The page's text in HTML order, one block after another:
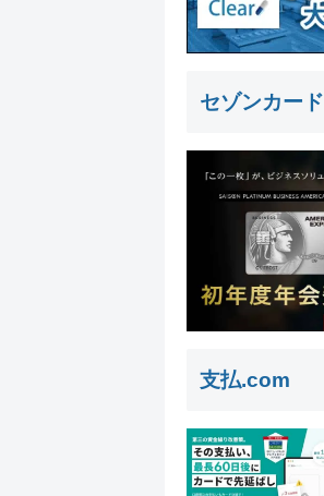
セゾンカード
支払.com